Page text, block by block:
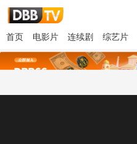
首页 电影片 连续剧 综艺片